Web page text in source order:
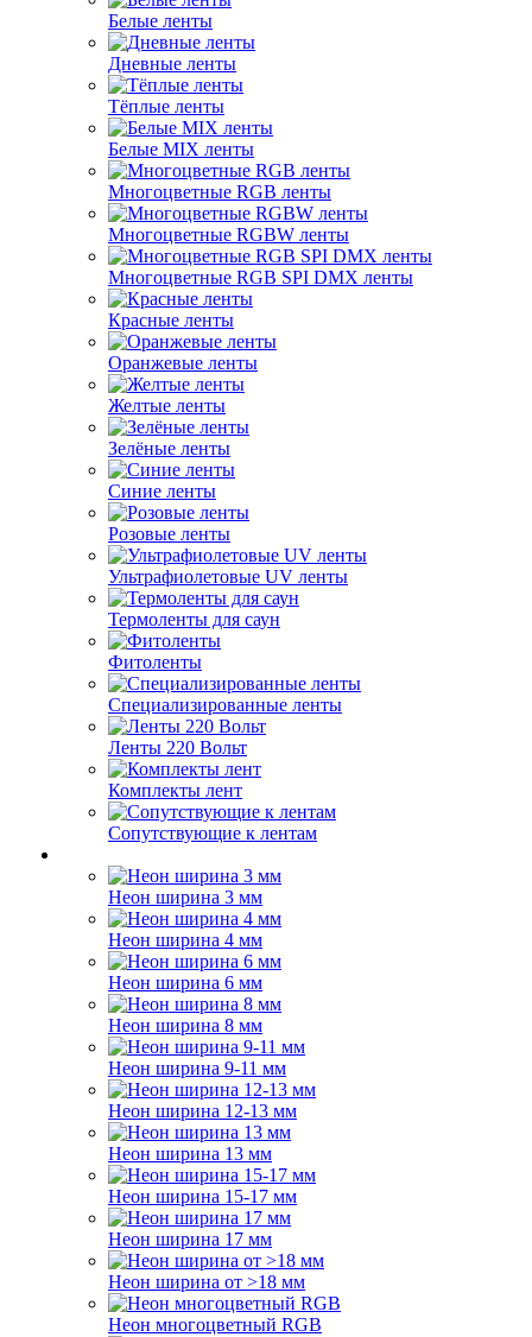
Белые ленты
Дневные ленты
Тёплые ленты
Белые MIX ленты
Многоцветные RGB ленты
Многоцветные RGBW ленты
Многоцветные RGB SPI DMX ленты
Красные ленты
Оранжевые ленты
Желтые ленты
Зелёные ленты
Синие ленты
Розовые ленты
Ультрафиолетовые UV ленты
Термоленты для саун
Фитоленты
Специализированные ленты
Ленты 220 Вольт
Комплекты лент
Сопутствующие к лентам
Неон ширина 3 мм
Неон ширина 4 мм
Неон ширина 6 мм
Неон ширина 8 мм
Неон ширина 9-11 мм
Неон ширина 12-13 мм
Неон ширина 13 мм
Неон ширина 15-17 мм
Неон ширина 17 мм
Неон ширина от >18 мм
Неон многоцветный RGB